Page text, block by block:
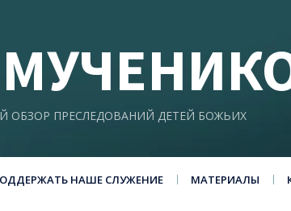
ОБЗОР ПРЕСЛЕДОВАНИЙ ДЕТЕЙ БОЖЬИХ
НАШЕ СЛУЖЕНИЕ МАТЕРИАЛЫ